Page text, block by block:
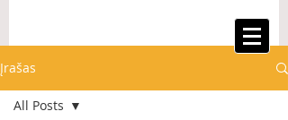
Įrašas
All Posts